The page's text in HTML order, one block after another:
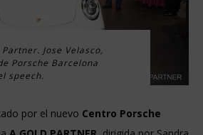
Jose Velasco,
Porsche Barcelona
speech.
por el nuevo Centro Porsche